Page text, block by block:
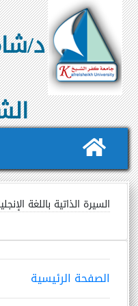
د/
الصفحة الرئيسية
السيرة الذاتية باللغة